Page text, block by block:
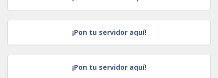
¡Pon tu servidor aquí!
¡Pon tu servidor aquí!